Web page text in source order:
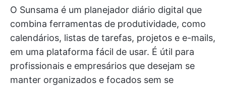
O Sunsama é um planejador diário digital que
combina ferramentas de produtividade, como
calendários, listas de tarefas, projetos e e-mails,
em uma plataforma fácil de usar. É útil para
profissionais e empresários que desejam se
manter organizados e focados sem se